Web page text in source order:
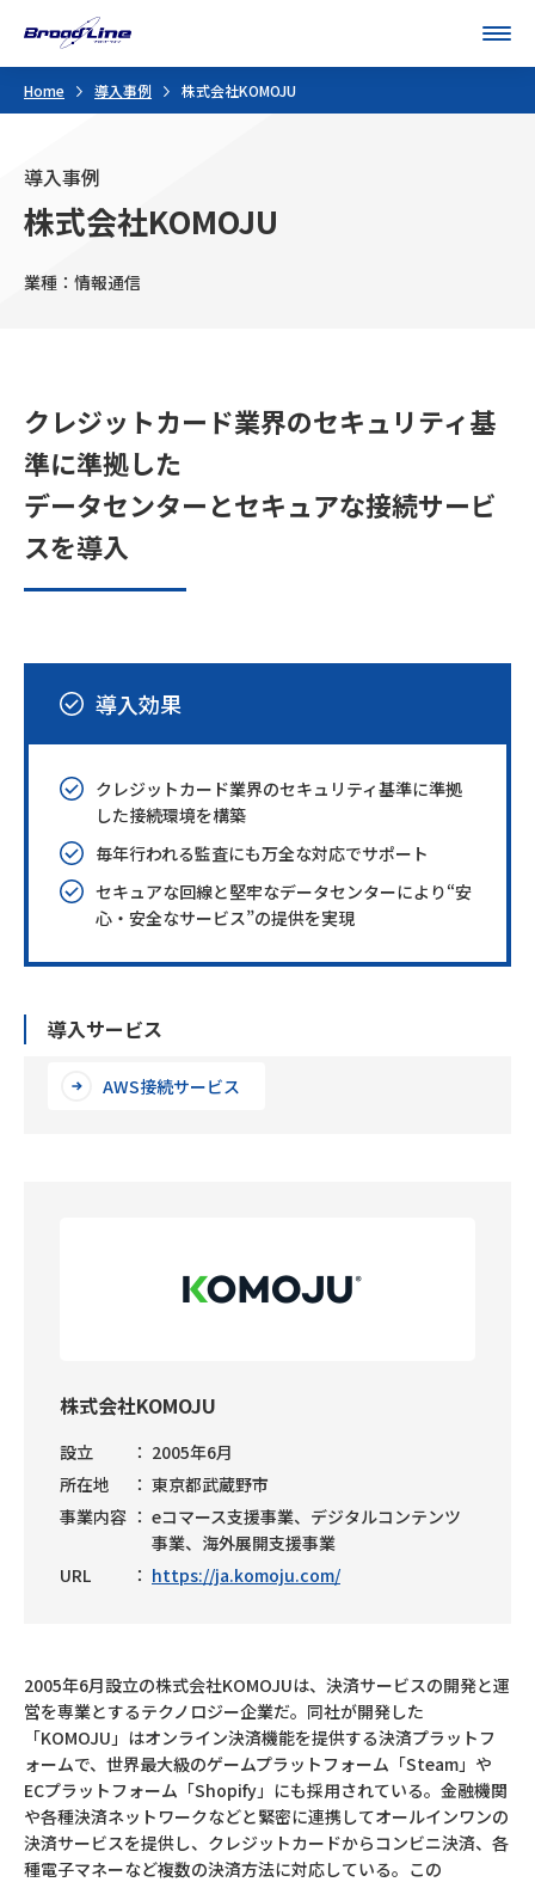
Home 導入事例 株式会社KOMOJU
導入事例
株式会社KOMOJU
業種：情報通信
クレジットカード業界のセキュリティ基
準に準拠した
データセンターとセキュアな接続サービ
スを導入
導入効果
クレジットカード業界のセキュリティ基準に準拠
した接続環境を構築
毎年行われる監査にも万全な対応でサポート
セキュアな回線と堅牢なデータセンターにより“安
心・安全なサービス”の提供を実現
導入サービス
AWS接続サービス
株式会社KOMOJU
設立
2005年6月
所在地
東京都武蔵野市
事業内容
eコマース支援事業、デジタルコンテンツ
事業、海外展開支援事業
URL
https://ja.komoju.com/
2005年6月設立の株式会社KOMOJUは、決済サービスの開発と運
営を専業とするテクノロジー企業だ。同社が開発した
「KOMOJU」はオンライン決済機能を提供する決済プラットフ
ォームで、世界最大級のゲームプラットフォーム「Steam」や
ECプラットフォーム「Shopify」にも採用されている。金融機関
や各種決済ネットワークなどと緊密に連携してオールインワンの
決済サービスを提供し、クレジットカードからコンビニ決済、各
種電子マネーなど複数の決済方法に対応している。この